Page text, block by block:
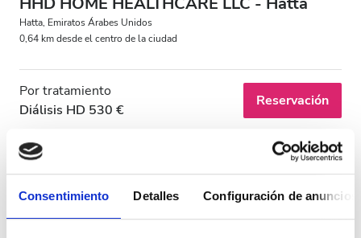
Consentimiento Detalles Configuración de anuncios
GHIC
Refrescos
Traslado gratuito
Hatta, Emiratos Árabes Unidos
0,64 km desde el centro de la ciudad
Por tratamiento
Diálisis HD 530 €
Reservación